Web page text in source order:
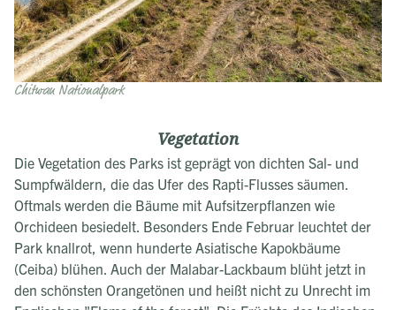
Chitwan Nationalpark
Vegetation
Die Vegetation des Parks ist geprägt von dichten Sal- und
Sumpfwäldern, die das Ufer des Rapti-Flusses säumen.
Oftmals werden die Bäume mit Aufsitzerpflanzen wie
Orchideen besiedelt. Besonders Ende Februar leuchtet der
Park knallrot, wenn hunderte Asiatische Kapokbäume
(Ceiba) blühen. Auch der Malabar-Lackbaum blüht jetzt in
den schönsten Orangetönen und heißt nicht zu Unrecht im